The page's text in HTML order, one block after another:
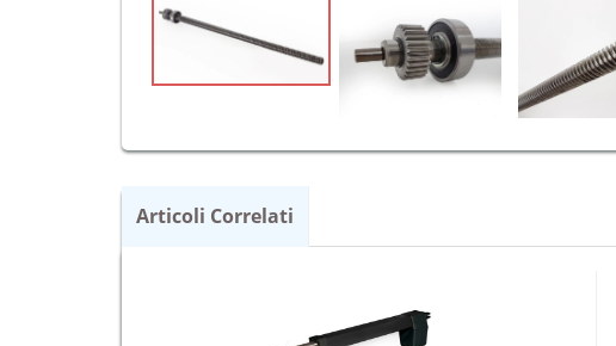
Articoli Correlati